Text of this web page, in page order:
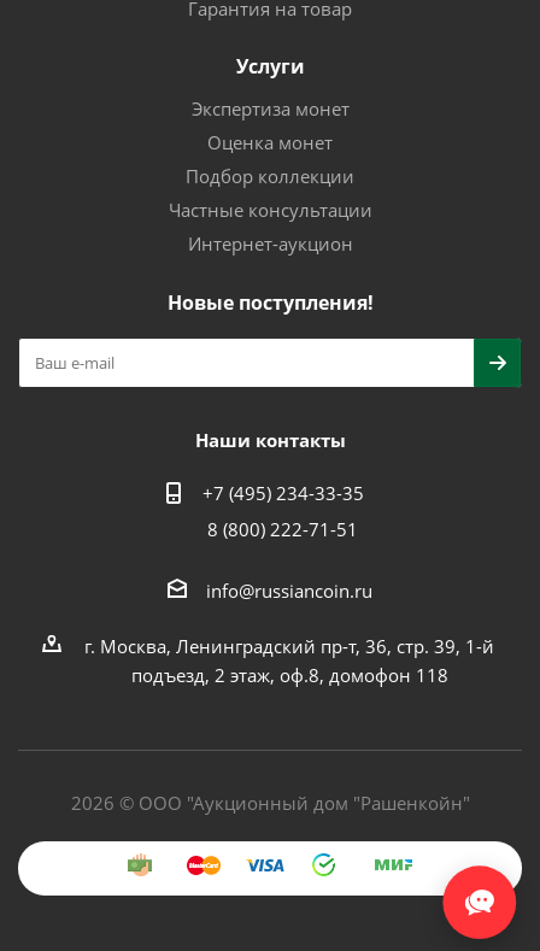
Гарантия на товар
Услуги
Экспертиза монет
Оценка монет
Подбор коллекции
Частные консультации
Интернет-аукцион
Новые поступления!
Наши контакты
+7 (495) 234-33-35
8 (800) 222-71-51
info@russiancoin.ru
г. Москва, Ленинградский пр-т, 36, стр. 39, 1-й
подъезд, 2 этаж, оф.8, домофон 118
2026 © ООО "Аукционный дом "Рашенкойн"